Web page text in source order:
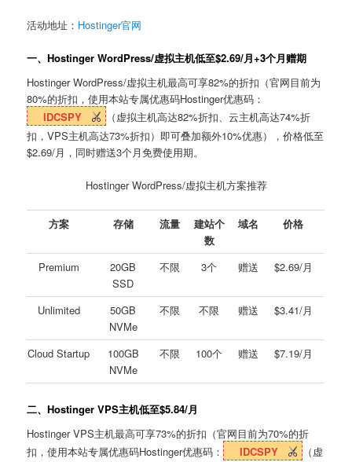
活动地址： Hostinger官网
一、Hostinger WordPress/虚拟主机低至$2.69/月+3个月赠期
Hostinger WordPress/虚拟主机最高可享82%的折扣（官网目前为
80%的折扣，使用本站专属优惠码Hostinger优惠码：
IDCSPY
（虚拟主机高达82%折扣、云主机高达74%折
扣，VPS主机高达73%折扣）即可叠加额外10%优惠），价格低至
$2.69/月，同时赠送3个月免费使用期。
Hostinger WordPress/虚拟主机方案推荐
方案 存储 流量
建站个
数
域名 价格
Premium
20GB
SSD
不限 3个 赠送 $2.69/月
Unlimited
50GB
NVMe
不限 不限 赠送 $3.41/月
Cloud Startup
100GB
NVMe
不限 100个 赠送 $7.19/月
二、Hostinger VPS主机低至$5.84/月
Hostinger VPS主机最高可享73%的折扣（官网目前为70%的折
扣，使用本站专属优惠码Hostinger优惠码：
IDCSPY
（虚